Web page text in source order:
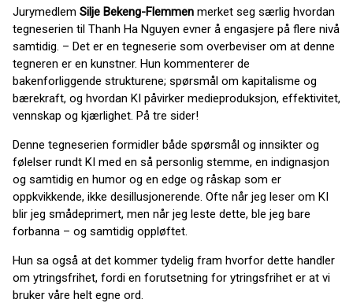
Jurymedlem Silje Bekeng-Flemmen merket seg særlig hvordan
tegneserien til Thanh Ha Nguyen evner å engasjere på flere nivå
samtidig. – Det er en tegneserie som overbeviser om at denne
tegneren er en kunstner. Hun kommenterer de
bakenforliggende strukturene; spørsmål om kapitalisme og
bærekraft, og hvordan KI påvirker medieproduksjon, effektivitet,
vennskap og kjærlighet. På tre sider!
Denne tegneserien formidler både spørsmål og innsikter og
følelser rundt KI med en så personlig stemme, en indignasjon
og samtidig en humor og en edge og råskap som er
oppkvikkende, ikke desillusjonerende. Ofte når jeg leser om KI
blir jeg smådeprimert, men når jeg leste dette, ble jeg bare
forbanna – og samtidig oppløftet.
Hun sa også at det kommer tydelig fram hvorfor dette handler
om ytringsfrihet, fordi en forutsetning for ytringsfrihet er at vi
bruker våre helt egne ord.